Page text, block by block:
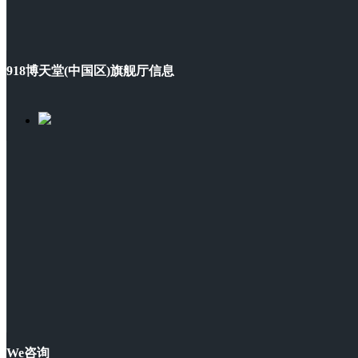
918博天堂(中国区)旗舰厅信息
We咨询